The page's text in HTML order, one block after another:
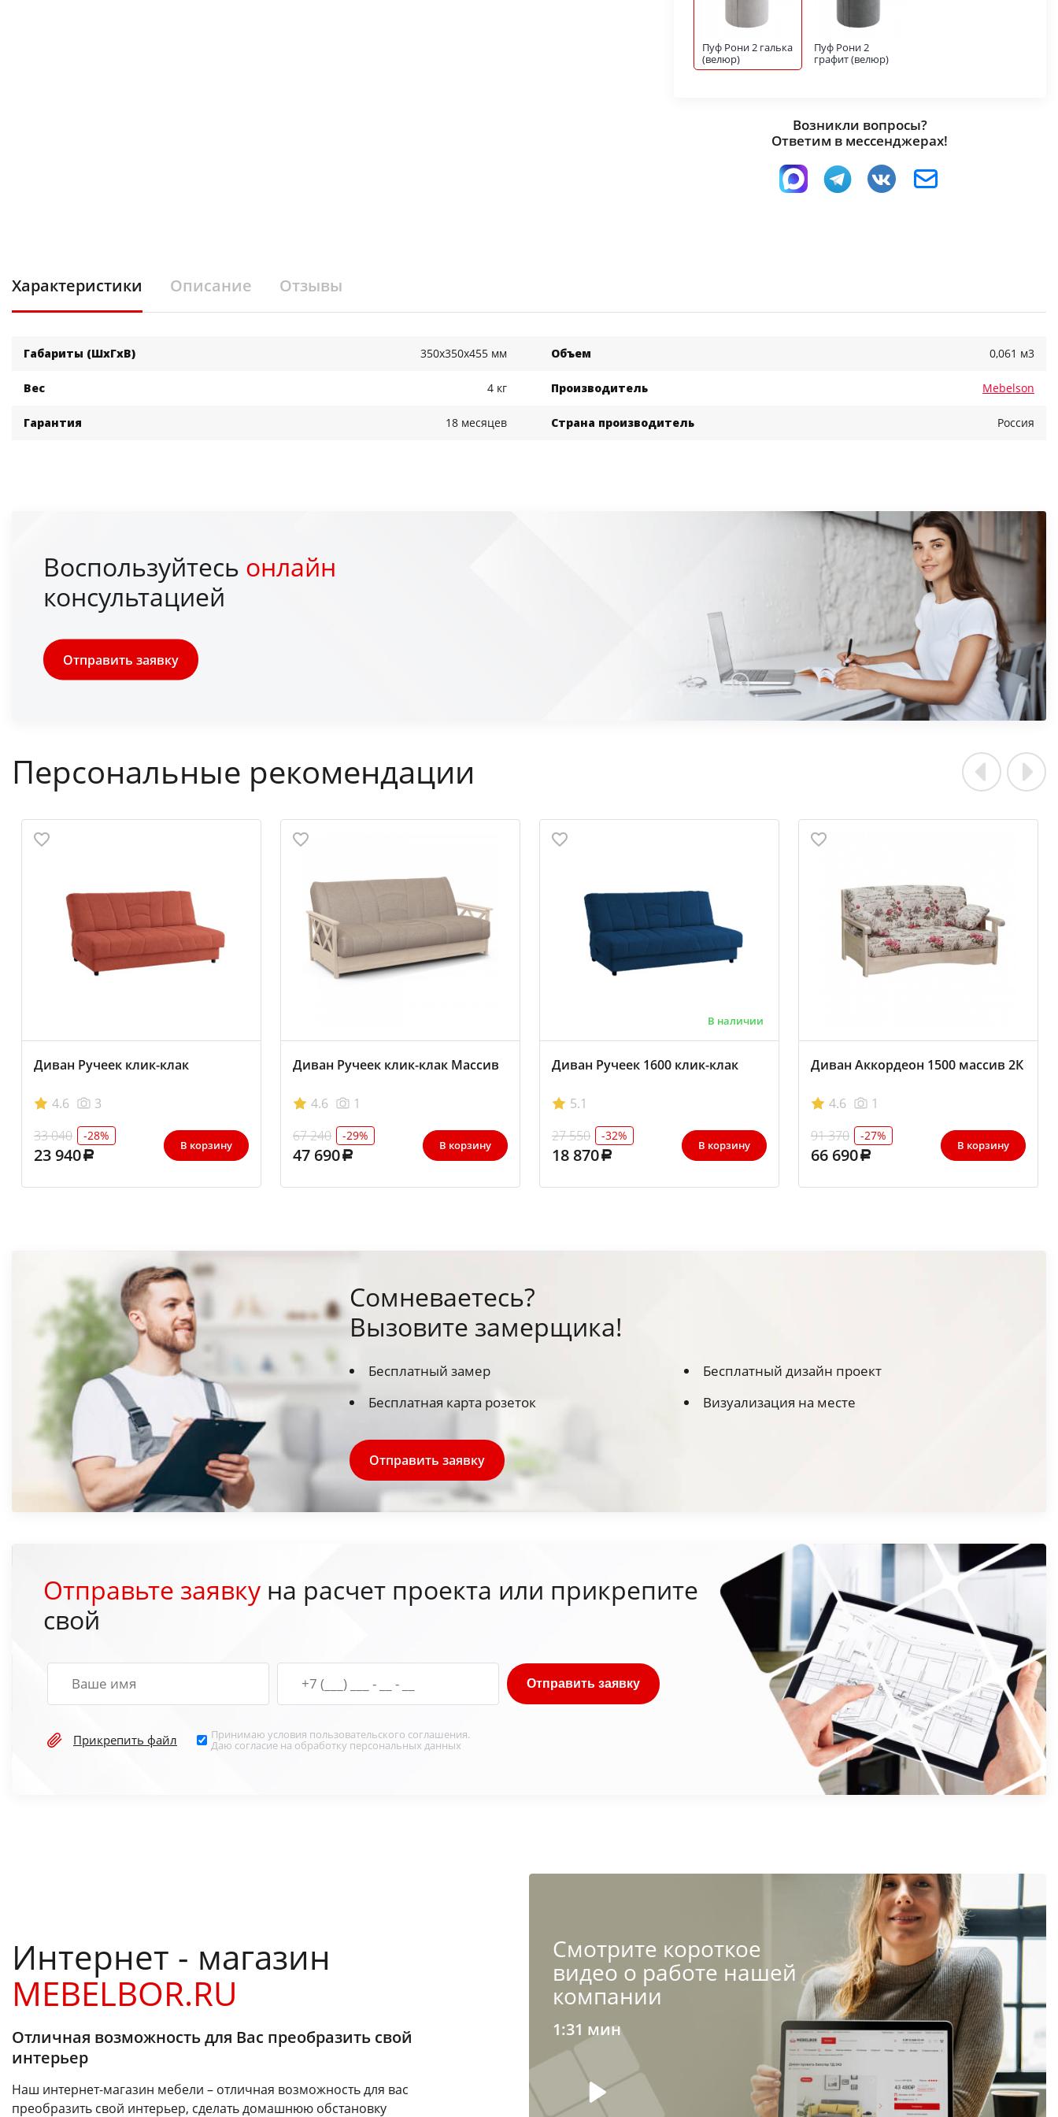
Пуф Рони 2 галька
(велюр)
Пуф Рони 2
графит (велюр)
Возникли вопросы?
Ответим в мессенджерах!
Характеристики Описание Отзывы
Габариты (ШхГхВ) 350x350x455 мм Объем 0,061 м3
Вес 4 кг Производитель Mebelson
Гарантия 18 месяцев Страна производитель Россия
Воспользуйтесь онлайн
консультацией
Отправить заявку
Персональные рекомендации
Диван Ручеек клик-клак
4.6
3
33 040
-28%
23 940 В корзину
Диван Ручеек клик-клак Массив
4.6
1
67 240
-29%
47 690 В корзину
В наличии
Диван Ручеек 1600 клик-клак
5.1
27 550
-32%
18 870 В корзину
Диван Аккордеон 1500 массив 2К
4.6
1
91 370
-27%
66 690 В корзину
Сомневаетесь?
Вызовите замерщика!
Бесплатный замер
Бесплатный дизайн проект
Бесплатная карта розеток
Визуализация на месте
Отправить заявку
Отправьте заявку на расчет проекта или прикрепите
свой
Отправить заявку
Прикрепить файл Принимаю условия пользовательского соглашения.
Даю согласие на обработку персональных данных
Интернет - магазин
MEBELBOR.RU
Отличная возможность для Вас преобразить свой
интерьер
Наш интернет-магазин мебели – отличная возможность для вас
преобразить свой интерьер, сделать домашнюю обстановку
Cмотрите короткое
видео о работе нашей
компании
1:31 мин